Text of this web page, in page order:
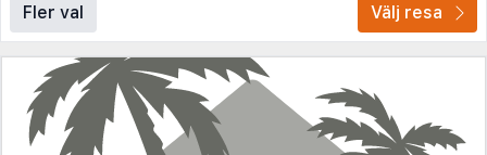
Fler val Välj resa